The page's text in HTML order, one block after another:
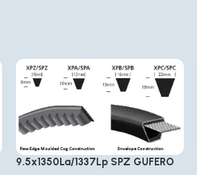
9.5x1350La/1337Lp SPZ GUFERO